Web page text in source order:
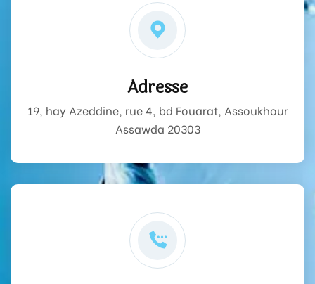
Adresse
19, hay Azeddine, rue 4, bd Fouarat, Assoukhour
Assawda 20303